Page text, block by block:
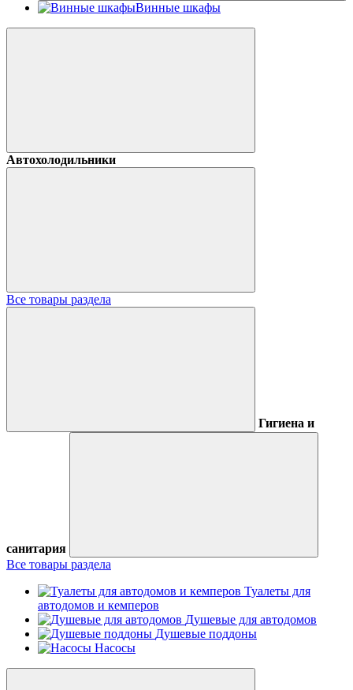
Винные шкафы
Автохолодильники
Все товары раздела
Гигиена и
санитария
Все товары раздела
Туалеты для
автодомов и кемперов
Душевые для автодомов
Душевые поддоны
Насосы